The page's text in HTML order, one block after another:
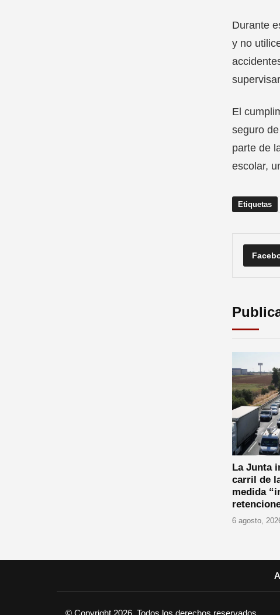
Durante
y no
El
seguro
parte de
escolar,
Etiquetas
La Junta
carril de
medida
6 agosto,
© Copyright 2026, Todos los derechos reservados